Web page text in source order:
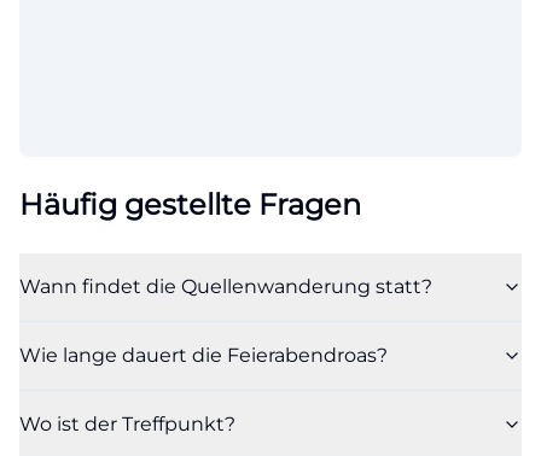
Häufig gestellte Fragen
Wann findet die Quellenwanderung statt?
Wie lange dauert die Feierabendroas?
Wo ist der Treffpunkt?